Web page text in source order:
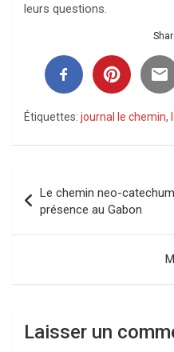
leurs questions.
Étiquettes: journal le chemin,
de
l’article
Le chemin neo-
présence au Gabon
Laisser un